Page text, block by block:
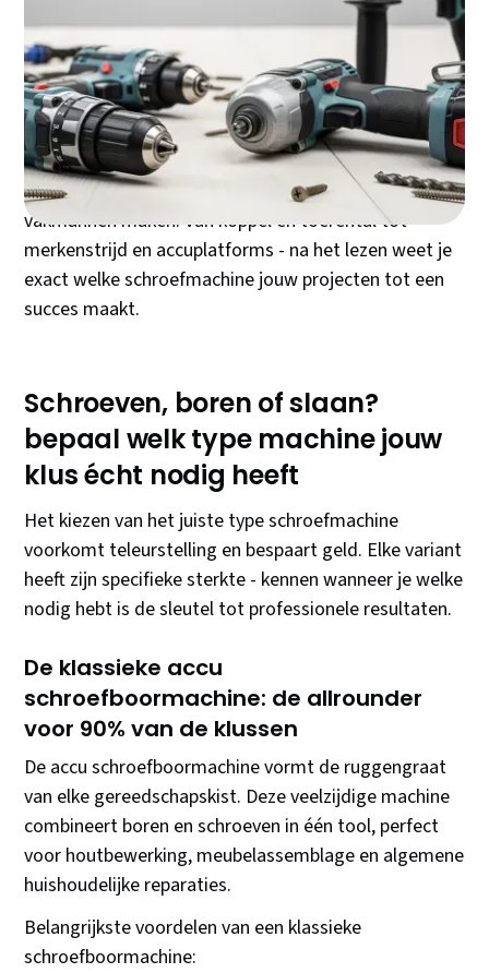
De meeste klussers kopen hun eerste schroefmachine
op basis van prijs alleen - een kostbare fout die tot
frustratie leidt bij elk volgend project. Het verschil
tussen een accu schroefboormachine,
slagschroevendraaier en klopboormachine bepaalt
namelijk direct het succes van jouw klus. Deze blog
loodst je langs de cruciale keuzes die échte
vakmannen maken. Van koppel en toerental tot
merkenstrijd en accuplatforms - na het lezen weet je
exact welke schroefmachine jouw projecten tot een
succes maakt.
Schroeven, boren of slaan?
bepaal welk type machine jouw
klus écht nodig heeft
Het kiezen van het juiste type schroefmachine
voorkomt teleurstelling en bespaart geld. Elke variant
heeft zijn specifieke sterkte - kennen wanneer je welke
nodig hebt is de sleutel tot professionele resultaten.
De klassieke accu
schroefboormachine: de allrounder
voor 90% van de klussen
De accu schroefboormachine vormt de ruggengraat
van elke gereedschapskist. Deze veelzijdige machine
combineert boren en schroeven in één tool, perfect
voor houtbewerking, meubelassemblage en algemene
huishoudelijke reparaties.
Belangrijkste voordelen van een klassieke
schroefboormachine: